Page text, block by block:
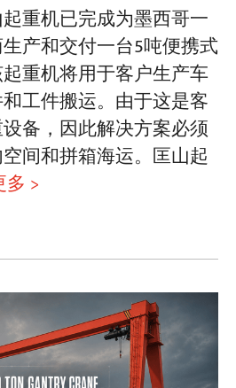
重机已完成为墨西哥一
产和交付一台5吨便携式
重机将用于客户生产车
工件搬运。由于这是客
备，因此解决方案必须
间和拼箱海运。匡山起
多 >